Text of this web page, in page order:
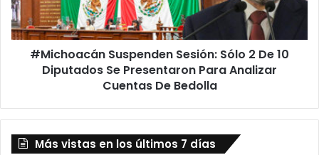
10
Diputados
Se
Presentaron
De
#Michoacán Suspenden Sesión: Sólo 2 De 10
Diputados Se Presentaron Para Analizar
Cuentas De Bedolla
Más vistas en los últimos 7 días